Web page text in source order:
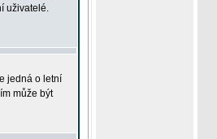
uživatelé.
jedná o letní
může být